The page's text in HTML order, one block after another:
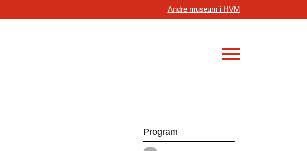
Andre museum i HVM
Program